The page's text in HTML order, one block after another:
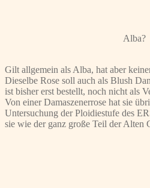
Alba?
Gilt allgemein als Alba, hat aber
Dieselbe Rose soll auch als Blush
ist bisher erst bestellt, noch nicht als
Von einer Damaszenerrose hat sie
Untersuchung der Ploidiestufe des
sie wie der ganz große Teil der Alten